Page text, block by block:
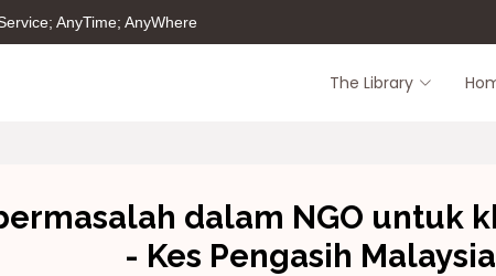
AnyTime; AnyWhere
The Library
dalam NGO untuk
- Kes Pengasih Malaysia